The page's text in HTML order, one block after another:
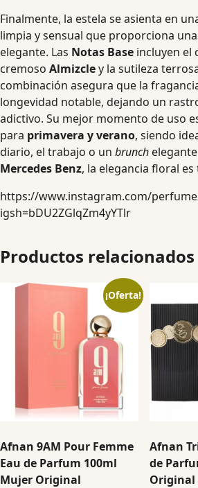
Finalmente, la estela se asienta en
limpia y sensual que proporciona
elegante. Las Notas Base incluyen el
cremoso Almizcley la sutileza
combinación asegura que la
longevidad notable, dejando un
adictivo. Su mejor momento de uso
para primavera y verano, siendo
diario, el trabajo o un brunch
Mercedes Benz, la elegancia floral
https://www.instagram.com/
igsh=bDU2ZGlqZm4yYTlr
Productos relacionados
¡Oferta!
Afnan 9AM Pour Femme
Eau de Parfum 100ml
Mujer Original
Afnan
de
Original